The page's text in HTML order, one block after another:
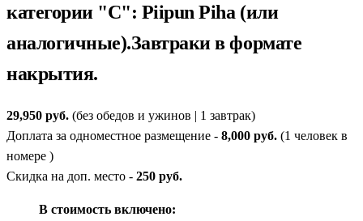
категории "С": Piipun Piha (или
аналогичные).Завтраки в формате
накрытия.
29,950 руб. (без обедов и ужинов | 1 завтрак)
Доплата за одноместное размещение - 8,000 руб. (1 человек в
номере )
Скидка на доп. место - 250 руб.
В стоимость включено: